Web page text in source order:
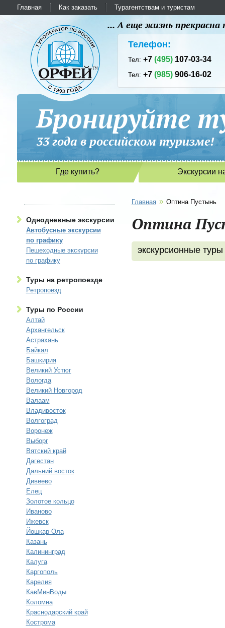
Главная Как заказать Турагентствам и туристам
... А еще жизнь
Телефон:
Тел:+7(495) 107-03-34
Тел:+7(985) 906-16-02
Бронируйте
33 года в российском
Где купить? Экскурсии
Однодневные экскурсии
Автобусные экскурсии
по графику
Пешеходные экскурсии
по графику
Туры на ретропоезде
Ретропоезд
Туры по России
Алтай
Архангельск
Астрахань
Байкал
Башкирия
Великий Устюг
Вологда
Великий Новгород
Валаам
Владивосток
Волгоград
Воронеж
Выборг
Вятский край
Дагестан
Дальний восток
Дивеево
Елец
Золотое кольцо
Иваново
Ижевск
Йошкар-Ола
Казань
Калининград
Калуга
Каргополь
Карелия
КавМинВоды
Коломна
Краснодарский край
Кострома
Главная » Оптина Пустынь
Оптина
экскурсионные туры